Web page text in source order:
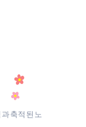
축적된 노